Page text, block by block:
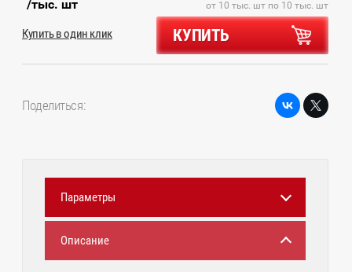
/тыс. шт от 10 тыс. шт по 10 тыс. шт
КУПИТЬ
Купить в один клик
Поделиться:
Параметры
Описание